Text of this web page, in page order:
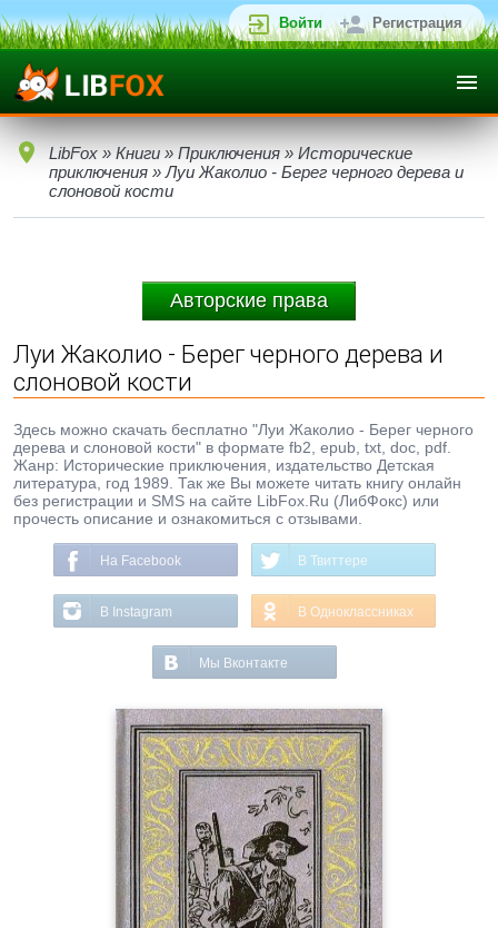
Войти Регистрация
LibFox » Книги » Приключения » Исторические
приключения » Луи Жаколио - Берег черного дерева и
слоновой кости
Авторские права
Луи Жаколио - Берег черного дерева и
слоновой кости
Здесь можно скачать бесплатно "Луи Жаколио - Берег черного
дерева и слоновой кости" в формате fb2, epub, txt, doc, pdf.
Жанр: Исторические приключения, издательство Детская
литература, год 1989. Так же Вы можете читать книгу онлайн
без регистрации и SMS на сайте LibFox.Ru (ЛибФокс) или
прочесть описание и ознакомиться с отзывами.
На Facebook В Твиттере
В Instagram В Одноклассниках
Мы Вконтакте